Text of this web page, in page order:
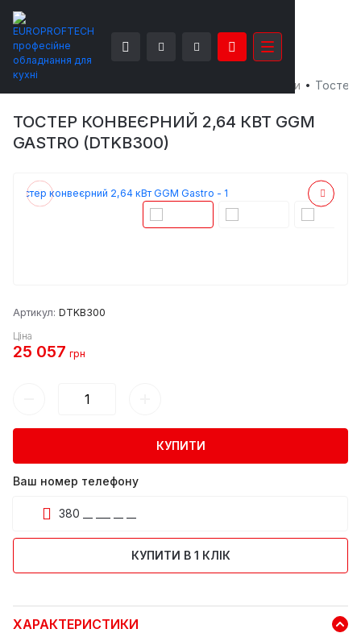
EUROPROFTECH Тостери Тостер
ТОСТЕР КОНВЕЄРНИЙ 2,64 КВТ GGM
GASTRO (DTKB300)
Артикул: DTKB300
Ціна
25 057 грн
КУПИТИ
Ваш номер телефону
КУПИТИ В 1 КЛІК
ХАРАКТЕРИСТИКИ